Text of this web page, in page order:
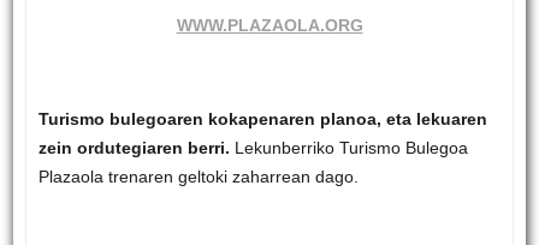
WWW.PLAZAOLA.ORG
Turismo bulegoaren kokapenaren planoa, eta lekuaren
zein ordutegiaren berri. Lekunberriko Turismo Bulegoa
Plazaola trenaren geltoki zaharrean dago.